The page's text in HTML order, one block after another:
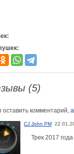
(5)
оставить комментарий,
CJ John PM
Трек 2017